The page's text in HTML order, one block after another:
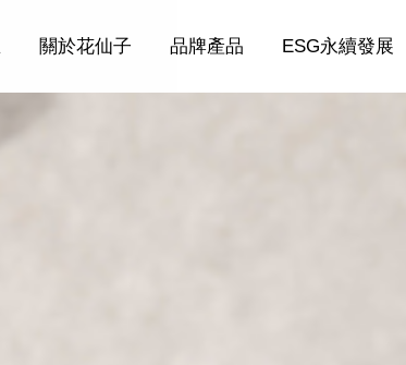
關於花仙子 品牌產品 ESG永續發展